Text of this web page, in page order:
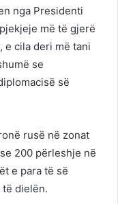
nga Presidenti
më të gjerë
e cila deri më tani
se
së
rusë në zonat
200 përleshje në
e para të së
dielën.